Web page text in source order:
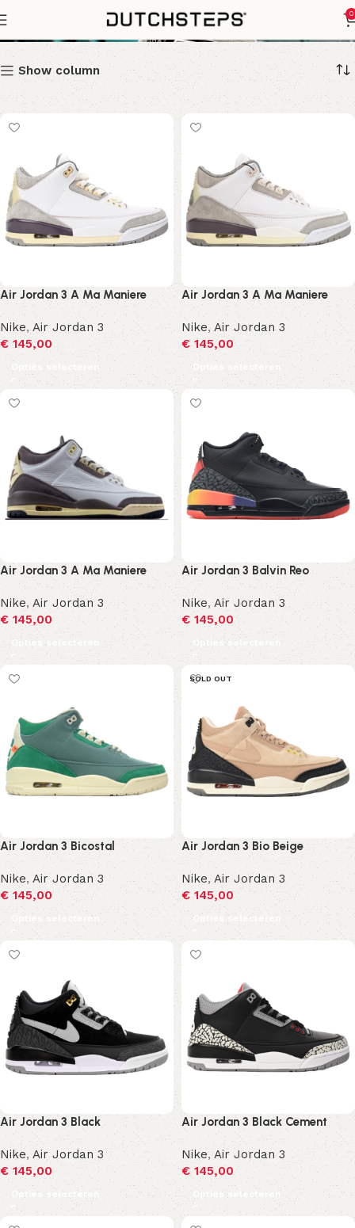
0
Air Jordan
Show column
Air Jordan 3 A Ma Maniere
Nike,Air Jordan 3
€145,00
Opties selecteren
Air Jordan 3 A Ma Maniere
Nike,Air Jordan 3
€145,00
Opties selecteren
Air Jordan 3 A Ma Maniere
Nike,Air Jordan 3
€ 145,00
Opties selecteren
Air Jordan 3 Balvin Reo
Nike,Air Jordan 3
€145,00
Opties selecteren
Air Jordan 3 Bicostal
Nike,Air Jordan 3
€ 145,00
Opties selecteren
SOLD OUT
Air Jordan 3 Bio Beige
Nike,Air Jordan 3
€145,00
Opties selecteren
Air Jordan 3 Black
Nike,Air Jordan 3
€145,00
Opties selecteren
Air Jordan 3 Black Cement
Nike,Air Jordan 3
€ 145,00
Opties selecteren